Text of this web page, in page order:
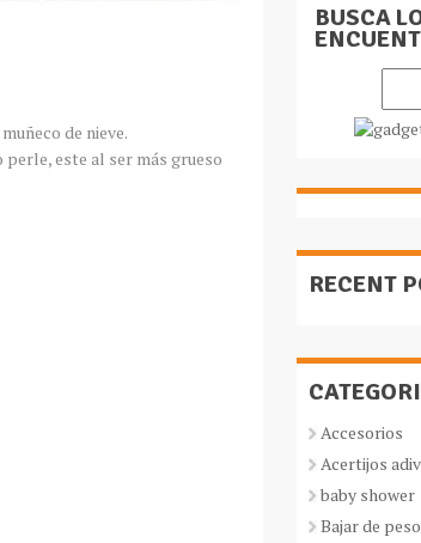
de nieve.
este al ser más grueso
BUSCA
RECENT
Accesorios
Acertijos
baby shower
Bajar de peso